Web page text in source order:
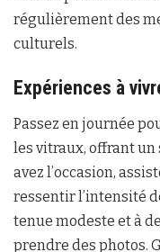
régulièrement des
culturels.
Expériences à
Passez en journée
les vitraux, offrant un
avez l’occasion,
ressentir l’intensité
tenue modeste et à
prendre des photos.